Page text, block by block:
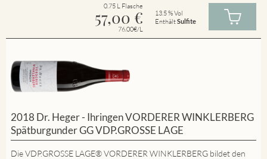
0.75 L Flasche
57,00 €
76.00€/L
13.5 % Vol
EnthältSulfite
2018 Dr. Heger - Ihringen VORDERER WINKLERBERG
Spätburgunder GG VDP.GROSSE LAGE
Die VDP.GROSSE LAGE® VORDERER WINKLERBERG bildet den